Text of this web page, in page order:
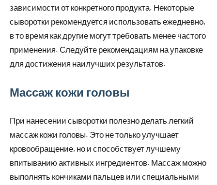
зависимости от конкретного продукта. Некоторые
сыворотки рекомендуется использовать ежедневно,
в то время как другие могут требовать менее частого
применения. Следуйте рекомендациям на упаковке
для достижения наилучших результатов.
Массаж кожи головы
При нанесении сыворотки полезно делать легкий
массаж кожи головы. Это не только улучшает
кровообращение, но и способствует лучшему
впитыванию активных ингредиентов. Массаж можно
выполнять кончиками пальцев или специальными